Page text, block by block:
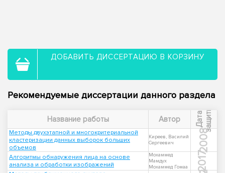
ДОБАВИТЬ ДИССЕРТАЦИЮ В КОРЗИНУ
Рекомендуемые диссертации данного раздела
Название работы Автор Д
а
т
а
з
а
щ
и
т ы
Методы двухэтапной и многокритериальной
кластеризации данных выборок больших
объемов
Киреев, Василий
Сергеевич
2008
Алгоритмы обнаружения лица на основе
анализа и обработки изображений
Мохаммед
Мамдух
Мохаммед Гомаа
2017